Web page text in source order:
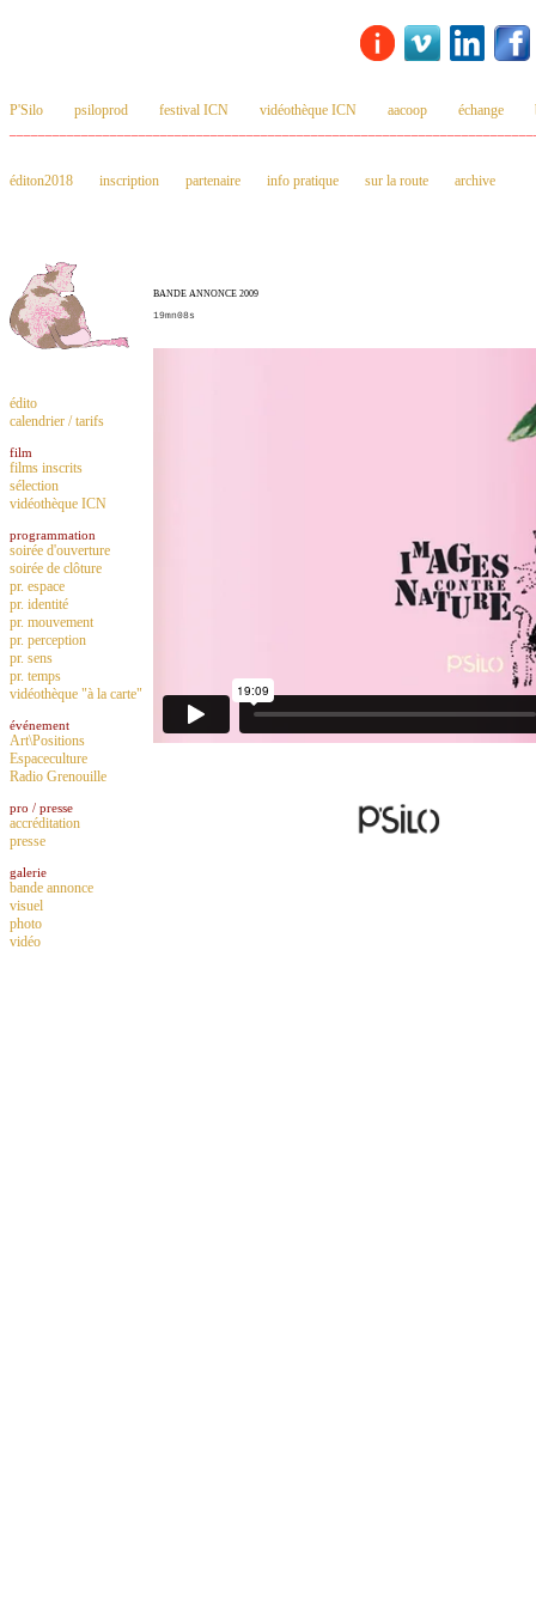
P'Silo psiloprod festival ICN vidéothèque ICN aacoop échange
éditon2018 inscription partenaire info pratique sur la route archive
édito
calendrier / tarifs
film
films inscrits
sélection
vidéothèque ICN
programmation
soirée d'ouverture
soirée de clôture
pr. espace
pr. identité
pr. mouvement
pr. perception
pr. sens
pr. temps
vidéothèque "à la carte"
événement
Art\Positions
Espaceculture
Radio Grenouille
pro / presse
accréditation
presse
galerie
bande annonce
visuel
photo
vidéo
BANDE ANNONCE 2009
19mn08s